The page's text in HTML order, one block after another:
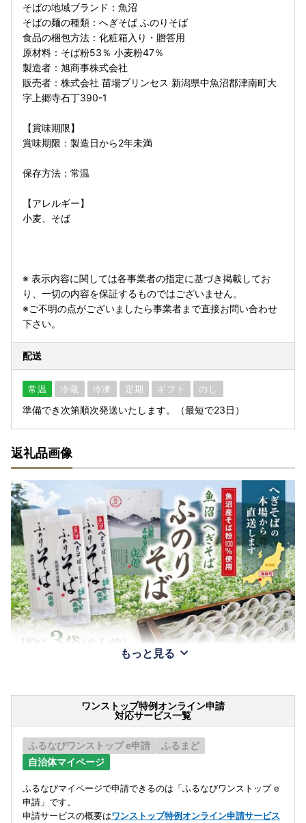
そばの地域ブランド：魚沼
そばの麺の種類：へぎそば ふのりそば
食品の梱包方法：化粧箱入り・贈答用
原材料：そば粉53％ 小麦粉47％
製造者：旭商事株式会社
販売者：株式会社 苗場プリンセス 新潟県中魚沼郡津南町大
字上郷寺石丁390-1
【賞味期限】
賞味期限：製造日から2年未満
保存方法：常温
【アレルギー】
小麦、そば
※ 表示内容に関しては各事業者の指定に基づき掲載してお
り、一切の内容を保証するものではございません。
※ご不明の点がございましたら事業者まで直接お問い合わせ
下さい。
配送
常温 冷蔵 冷凍 定期 ギフト のし
準備でき次第順次発送いたします。（最短で23日）
返礼品画像
もっと見る
ワンストップ特例オンライン申請
対応サービス一覧
ふるなびワンストップ e申請
ふるまど
自治体マイページ
ふるなびマイページで申請できるのは「ふるなびワンストップ e
申請」です。
申請サービスの概要はワンストップ特例オンライン申請サービス